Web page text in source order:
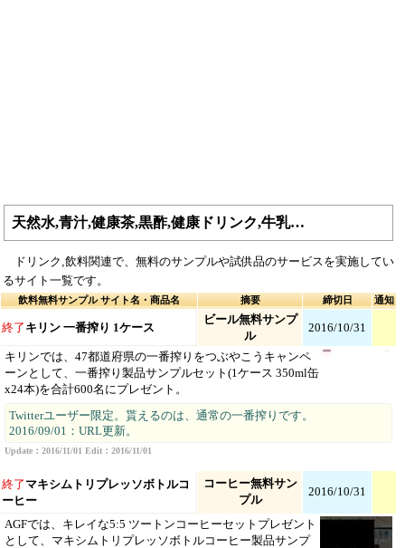
天然水,青汁,健康茶,黒酢,健康ドリンク,牛乳…
ドリンク,飲料関連で、無料のサンプルや試供品のサービスを実施してい
るサイト一覧です。
飲料無料サンプル サイト名・商品名 摘要 締切日 通知
終了 キリン 一番搾り 1ケース
ビール無料サンプ
ル
2016/10/31
キリンでは、47都道府県の一番搾りをつぶやこうキャンペ
ーンとして、一番搾り製品サンプルセット(1ケース 350ml缶
x24本)を合計600名にプレゼント。
Twitterユーザー限定。貰えるのは、通常の一番搾りです。
2016/09/01：URL更新。
Update：2016/11/01 Edit：2016/11/01
終了 マキシムトリプレッソボトルコ
ーヒー
コーヒー無料サン
プル
2016/10/31
AGFでは、キレイな5:5 ツートンコーヒーセットプレゼント
として、マキシムトリプレッソボトルコーヒー製品サンプ